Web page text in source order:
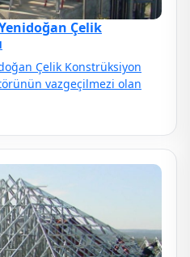
Çelik
Çelik Konstrüksiyon
vazgeçilmezi olan